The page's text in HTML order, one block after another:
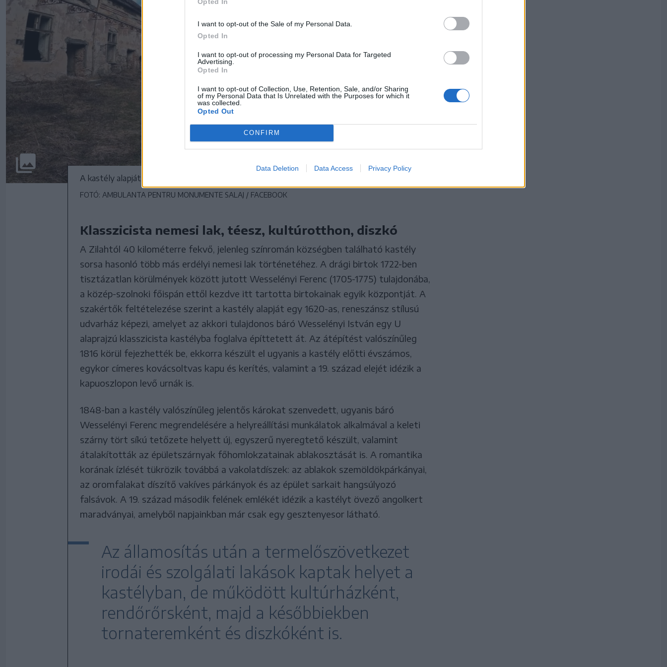
I want to opt-out of the Sale of my Personal Data.
Opted In
I want to opt-out of processing my Personal Data for Targeted
Advertising.
Opted In
I want to opt-out of Collection, Use, Retention, Sale, and/or Sharing
of my Personal Data that Is Unrelated with the Purposes for which it
was collected.
Opted Out
CONFIRM
Data Deletion Data Access Privacy Policy
A kastély alapját az 1600-as években, reneszánsz stílusban épült udvarház képezi
FOTÓ: AMBULANTA PENTRU MONUMENTE SALAJ / FACEBOOK
Klasszicista nemesi lak, téesz, kultúrotthon, diszkó
A Zilahtól 40 kilométerre fekvő, jelenleg színromán községben található kastély
sorsa hasonló több más erdélyi nemesi lak történetéhez. A drági birtok 1722-ben
tisztázatlan körülmények között jutott Wesselényi Ferenc (1705-1775) tulajdonába,
a közép-szolnoki főispán ettől kezdve itt tartotta birtokainak egyik központját. A
szakértők feltételezése szerint a kastély alapját egy 1620-as, reneszánsz stílusú
udvarház képezi, amelyet az akkori tulajdonos báró Wesselényi István egy U
alaprajzú klasszicista kastélyba foglalva építtetett át. Az átépítést valószínűleg
1816 körül fejezhették be, ekkorra készült el ugyanis a kastély előtti évszámos,
egykor címeres kovácsoltvas kapu és kerítés, valamint a 19. század elejét idézik a
kapuoszlopon levő urnák is.
1848-ban a kastély valószínűleg jelentős károkat szenvedett, ugyanis báró
Wesselényi Ferenc megrendelésére a helyreállítási munkálatok alkalmával a keleti
szárny tört síkú tetőzete helyett új, egyszerű nyeregtető készült, valamint
átalakították az épületszárnyak főhomlokzatainak ablakosztását is. A romantika
korának ízlését tükrözik továbbá a vakolatdíszek: az ablakok szemöldökpárkányai,
az oromfalakat díszítő vakíves párkányok és az épület sarkait hangsúlyozó
falsávok. A 19. század második felének emlékét idézik a kastélyt övező angolkert
maradványai, amelyből napjainkban már csak egy gesztenyesor látható.
Az államosítás után a termelőszövetkezet
irodái és szolgálati lakások kaptak helyet a
kastélyban, de működött kultúrházként,
rendőrőrsként, majd a későbbiekben
tornateremként és diszkóként is.